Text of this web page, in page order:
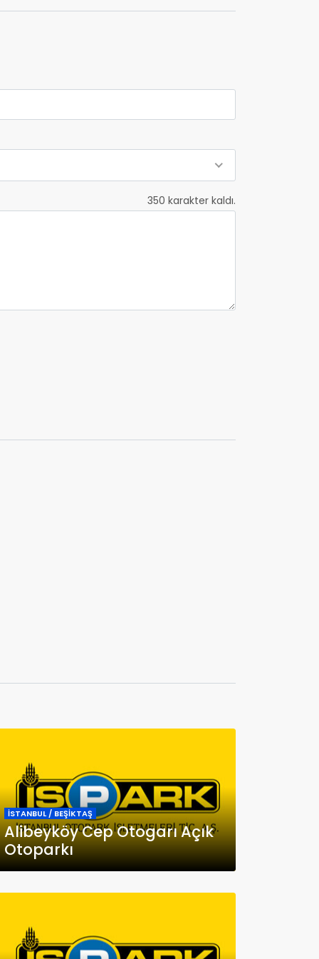
350 karakter kaldı.
İSTANBUL / BEŞİKTAŞ
Alibeyköy Cep Otogarı Açık
Otoparkı